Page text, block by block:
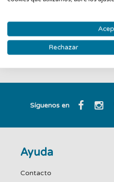
ENVÍO RÁPIDO
Síguenos en
Ayuda
Contacto
Rechazar